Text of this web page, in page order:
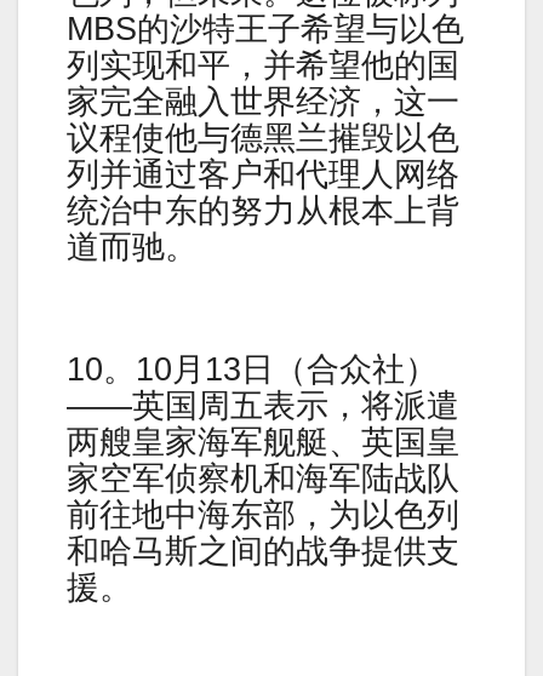
MBS的沙特王子希望与以色
列实现和平，并希望他的国
家完全融入世界经济，这一
议程使他与德黑兰摧毁以色
列并通过客户和代理人网络
统治中东的努力从根本上背
道而驰。
10。10月13日（合众社）
——英国周五表示，将派遣
两艘皇家海军舰艇、英国皇
家空军侦察机和海军陆战队
前往地中海东部，为以色列
和哈马斯之间的战争提供支
援。